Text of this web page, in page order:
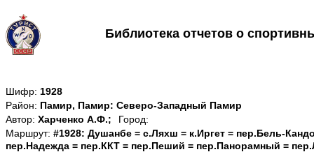
Библиотека отчетов о
Шифр: 1928
Район: Памир, Памир: Северо-Западный Памир
Автор: Харченко А.Ф.;
Город:
Маршрут: #1928: Душанбе = с.Ляхш = к.Иргет = пер.Бель-
пер.Надежда = пер.ККТ = пер.Пеший = пер.Панорамный =